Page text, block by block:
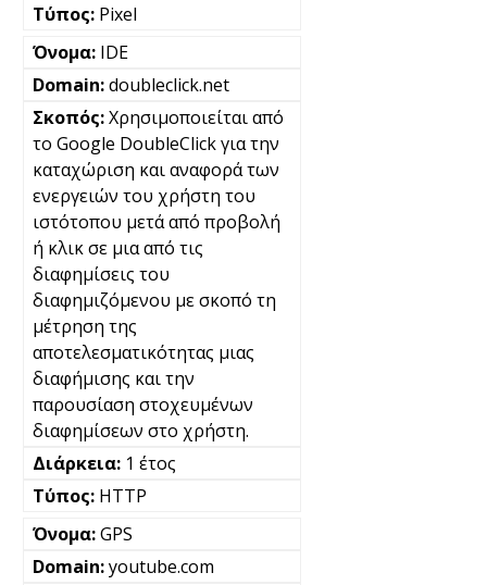
Pixel
IDE
doubleclick.net
Χρησιμοποιείται από
το Google DoubleClick για την
καταχώριση και αναφορά των
ενεργειών του χρήστη του
ιστότοπου μετά από προβολή
ή κλικ σε μια από τις
διαφημίσεις του
διαφημιζόμενου με σκοπό τη
μέτρηση της
αποτελεσματικότητας μιας
διαφήμισης και την
παρουσίαση στοχευμένων
διαφημίσεων στο χρήστη.
1 έτος
HTTP
GPS
youtube.com